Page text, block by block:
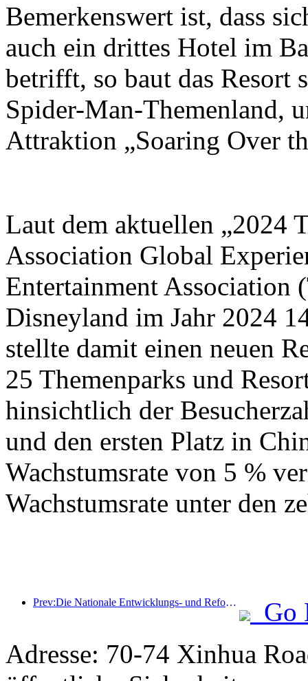
Bemerkenswert ist, dass
auch ein drittes Hotel im
betrifft, so baut das Resort
Spider-Man-Themenland,
Attraktion „Soaring Over
Laut dem aktuellen „2024
Association Global
Entertainment Association
Disneyland im Jahr 2024
stellte damit einen neuen
25 Themenparks und
hinsichtlich der
und den ersten Platz in
Wachstumsrate von 5 %
Wachstumsrate unter den
Prev:Die Nationale Entwicklungs- und Reformkommission hat die erste Charge von 49 hochwertigen Outdoor-Sportzielen veröffentlicht
Go
Adresse: 70-74 Xinhua